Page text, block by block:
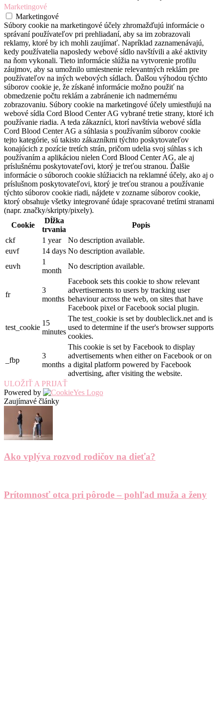
Marketingové
Marketingové
Súbory cookie na marketingové účely zhromažďujú informácie o
správaní používateľov pri prehliadaní, aby sa im zobrazovali
reklamy, ktoré by ich mohli zaujímať. Napríklad zaznamenávajú,
kedy používatelia naposledy webové sídlo navštívili a aké aktivity
na ňom vykonali. Tieto informácie slúžia na vytvorenie profilu
záujmov, aby sa umožnilo umiestnenie relevantných reklám pre
používateľov na iných webových sídlach. Ďalšou výhodou týchto
súborov cookie je, že získané informácie možno použiť na
obmedzenie počtu reklám a zabránenie ich nadmernému
zobrazovaniu. Súbory cookie na marketingové účely umiestňujú na
webové sídla Cord Blood Center AG vybrané tretie strany, ktoré ich
používanie riadia. A teda zákazníci, ktorí navštívia webové sídla
Cord Blood Center AG a súhlasia s používaním súborov cookie
tejto kategórie, sú takisto zákazníkmi týchto poskytovateľov
konajúcich z pozície tretích strán, pričom udelia svoj súhlas s ich
používaním a aplikáciou nielen Cord Blood Center AG, ale aj
príslušnému poskytovateľovi, ktorý je treťou stranou. Ďalšie
informácie o súboroch cookie slúžiacich na reklamné účely, ako aj o
príslušnom poskytovateľovi, ktorý je treťou stranou a používanie
týchto súborov cookie riadi, nájdete v zozname súborov cookie,
ktorý obsahuje všetky integrované údaje spracované tretími stranami
(napr. značky/skripty/pixely).
Cookie
Dĺžka
trvania
Popis
ckf
1 year
No description available.
euvf
14 days No description available.
euvh
1
month
No description available.
fr
3
months
Facebook sets this cookie to show relevant
advertisements to users by tracking user
behaviour across the web, on sites that have
Facebook pixel or Facebook social plugin.
test_cookie
15
minutes
The test_cookie is set by doubleclick.net and is
used to determine if the user's browser supports
cookies.
_fbp
3
months
This cookie is set by Facebook to display
advertisements when either on Facebook or on
a digital platform powered by Facebook
advertising, after visiting the website.
ULOŽIŤ A PRIJAŤ
Powered by
Zaujímavé články
Ako vplýva rozvod rodičov na dieťa?
Prítomnosť otca pri pôrode – pohľad muža a ženy